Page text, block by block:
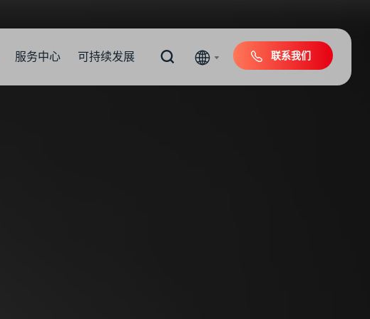
服务中心 可持续发展 联系我们